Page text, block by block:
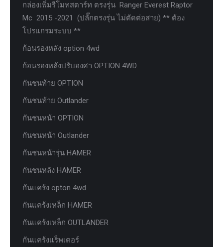
กล่องเพิ่มรีโมทสตาร์ท ตรงรุ่น Ranger Everest Raptor
Mc 2015 -2021 (ปลั๊กตรงรุ่น ไม่ตัดต่อสาย) ** ต้อง
โปรแกรมระบบ **
ก้อนรองหลัง option 4wd
ก้อนรองหลังปรับองศา OPTION 4WD
กันชนท้าย OPTION
กันชนท้าย Outlander
กันชนหน้า OPTION
กันชนหน้า Outlander
กันชนหน้ารุ่น HAMER
กันชนหลัง HAMER
กันแคร้ง opton 4wd
กันแคร้งเหล็ก HAMER
กันแคร้งเหล็ก OUTLANDER
กันแคร้งแร็พเตอร์